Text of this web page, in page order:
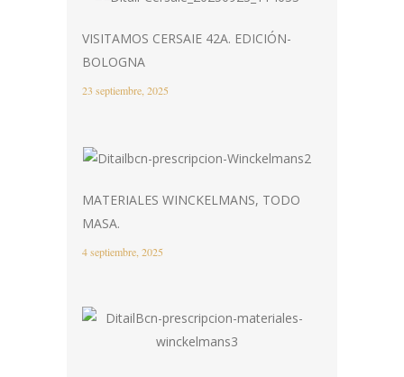
VISITAMOS CERSAIE 42A. EDICIÓN-
BOLOGNA
23 septiembre, 2025
MATERIALES WINCKELMANS, TODO
MASA.
4 septiembre, 2025